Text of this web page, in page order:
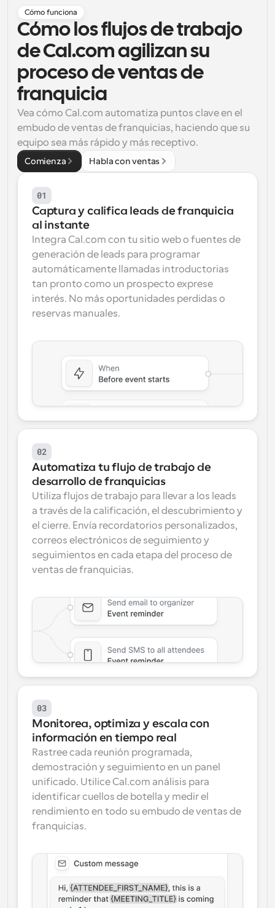
Programación potenciadda con llamadas
Flujos de trabajo
Automatiza la programación y los recordatorios
Blog
Mantente al día con las últimas noticias y
actualizaciones
Reuniones Instantáneas
Reúnete con clientes en minutos
Enlaces de Grupo Dinámico
Reserva reuniones de forma fluida con varias personas
Webhooks
Recibe notificaciones cuando ocurra algo
Cómo funciona
Cómo los flujos de trabajo
de Cal.com agilizan su
proceso de ventas de
franquicia
Vea cómo Cal.com automatiza puntos clave en el
embudo de ventas de franquicias, haciendo que su
equipo sea más rápido y más receptivo.
Comienza Habla con ventas
01
Captura y califica leads de franquicia
al instante
Integra Cal.com con tu sitio web o fuentes de
generación de leads para programar
automáticamente llamadas introductorias
tan pronto como un prospecto exprese
interés. No más oportunidades perdidas o
reservas manuales.
02
Automatiza tu flujo de trabajo de
desarrollo de franquicias
Utiliza flujos de trabajo para llevar a los leads
a través de la calificación, el descubrimiento y
el cierre. Envía recordatorios personalizados,
correos electrónicos de seguimiento y
seguimientos en cada etapa del proceso de
ventas de franquicias.
03
Monitorea, optimiza y escala con
información en tiempo real
Rastree cada reunión programada,
demostración y seguimiento en un panel
unificado. Utilice Cal.com análisis para
identificar cuellos de botella y medir el
rendimiento en todo su embudo de ventas de
franquicias.